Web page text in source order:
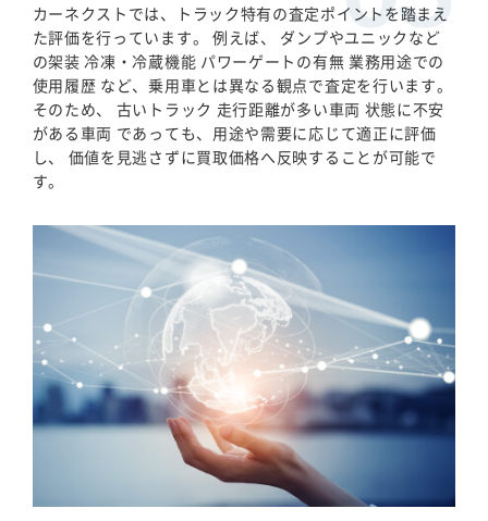
カーネクストでは、トラック特有の査定ポイントを踏まえ
た評価を行っています。 例えば、 ダンプやユニックなど
の架装 冷凍・冷蔵機能 パワーゲートの有無 業務用途での
使用履歴 など、乗用車とは異なる観点で査定を行います。
そのため、 古いトラック 走行距離が多い車両 状態に不安
がある車両 であっても、用途や需要に応じて適正に評価
し、 価値を見逃さずに買取価格へ反映することが可能で
す。